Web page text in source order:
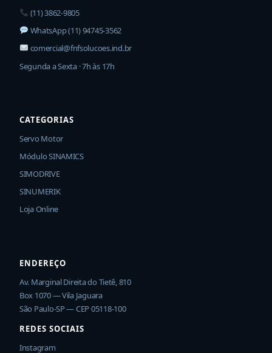
(11) 3862-9805
WhatsApp (11) 94745-3562
comercial@fnfsolucoes.ind.br
Segunda a Sexta · 7h às 17h
CATEGORIAS
Servo Motor
Módulo SINAMICS
SIMODRIVE
SINUMERIK
Loja Online
ENDEREÇO
Av. Marginal Direita do Tietê, 810
Box 1070 — Vila Jaguara
São Paulo-SP — CEP 05118-100
REDES SOCIAIS
Instagram